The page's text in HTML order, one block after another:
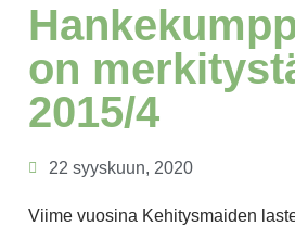
on
2015/4
22 syyskuun, 2020
Viime vuosina Kehitysmaiden